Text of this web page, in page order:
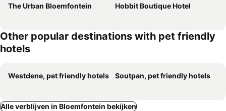
The Urban Bloemfontein
Hobbit Boutique Hotel
Other popular destinations with pet friendly
hotels
Westdene, pet friendly hotels Soutpan, pet friendly hotels
Alle verblijven in Bloemfontein bekijken